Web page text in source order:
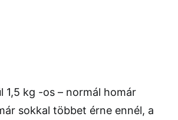
1,5 kg -os – normál homár
sokkal többet érne ennél, a